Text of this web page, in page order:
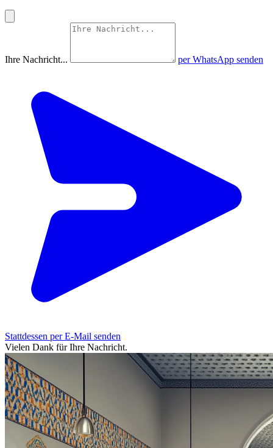
Ihre Nachricht... per WhatsApp senden
Stattdessen per E-Mail senden
Vielen Dank für Ihre Nachricht.